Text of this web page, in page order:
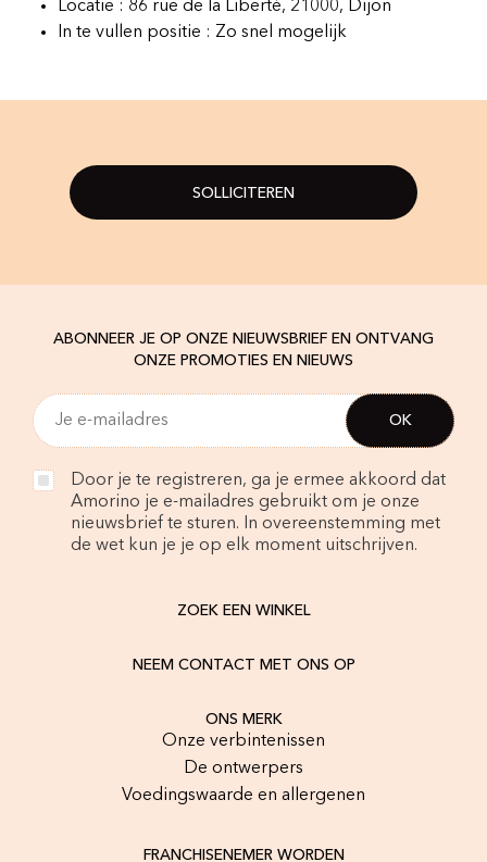
Locatie : 86 rue de la Liberté, 21000, Dijon
In te vullen positie : Zo snel mogelijk
SOLLICITEREN
ABONNEER JE OP ONZE NIEUWSBRIEF EN ONTVANG
ONZE PROMOTIES EN NIEUWS
Door je te registreren, ga je ermee akkoord dat
Amorino je e-mailadres gebruikt om je onze
nieuwsbrief te sturen. In overeenstemming met
de wet kun je je op elk moment uitschrijven.
ZOEK EEN WINKEL
NEEM CONTACT MET ONS OP
ONS MERK
Onze verbintenissen
De ontwerpers
Voedingswaarde en allergenen
FRANCHISENEMER WORDEN